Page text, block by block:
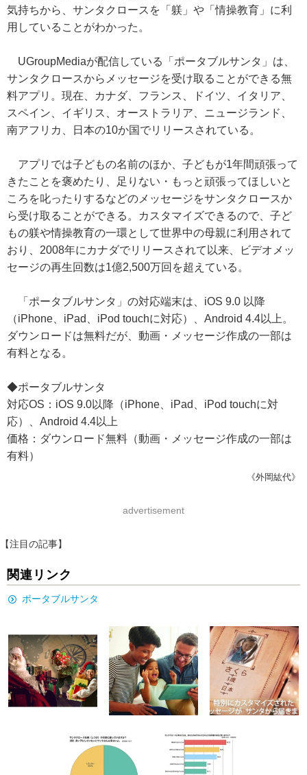
気持ちから、サンタクロースを「躾」や「情操教育」に利
用していることがわかった。
UGroupMediaが配信している「ポータブルサンタ」は、
サンタクロースからメッセージを受け取ることができる無
料アプリ。現在、カナダ、フランス、ドイツ、イタリア、
スペイン、イギリス、オーストラリア、ニュージランド、
南アフリカ、日本の10か国でリリースされている。
アプリでは子どもの名前のほか、子どもが1年間頑張って
きたことを褒めたり、足りない・もっと頑張ってほしいと
ころを叱ったりするなどのメッセージをサンタクロースか
ら受け取ることができる。カスタマイズできるので、子ど
もの躾や情操教育の一環として世界中の母親に利用されて
おり、2008年にカナダでリリースされて以来、ビデオメッ
セージの再生回数は1億2,500万回を超えている。
「ポータブルサンタ」の対応端末は、iOS 9.0 以降
（iPhone、iPad、iPod touchに対応）、Android 4.4以上。
ダウンロードは無料だが、動画・メッセージ作成の一部は
有料となる。
◆ポータブルサンタ
対応OS：iOS 9.0以降（iPhone、iPad、iPod touchに対
応）、Android 4.4以上
価格：ダウンロード無料（動画・メッセージ作成の一部は
有料）
《外岡紘代》
advertisement
【注目の記事】
関連リンク
ポータブルサンタ